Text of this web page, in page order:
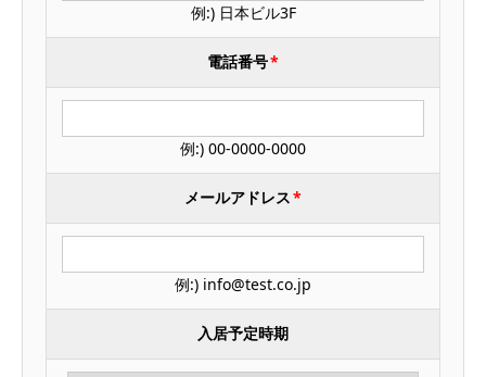
例:) 日本ビル3F
電話番号*
例:) 00-0000-0000
メールアドレス*
例:) info@test.co.jp
入居予定時期